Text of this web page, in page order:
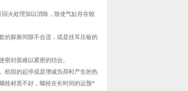
火处理加以消除，致使气缸存在较
的膨胀间隙不合适，或是挂耳压板的
封面难以紧密的结合。
机组的起停或是增减负荷时产生的热
栓材质不好，螺栓在长时间的运预*